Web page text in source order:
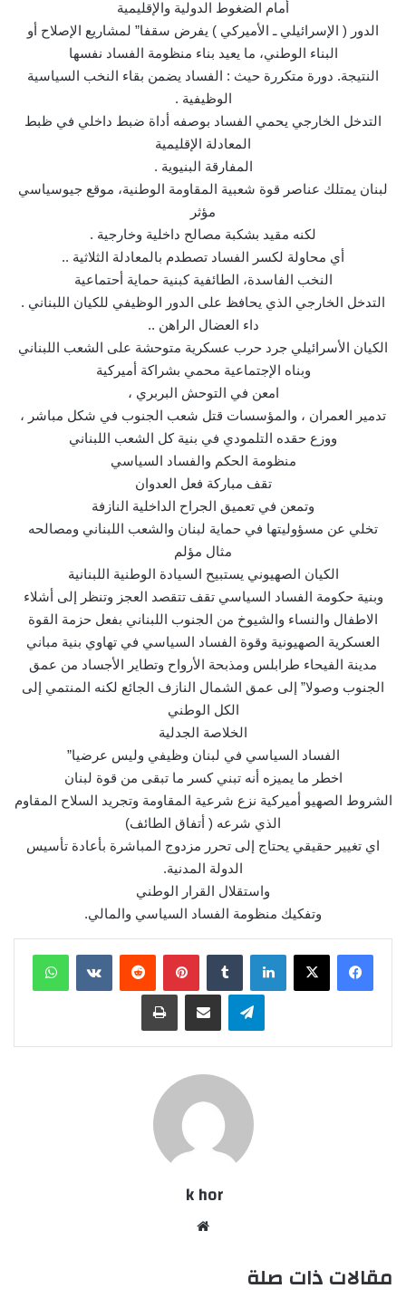
أمام الضغوط الدولية والإقليمية
الدور ( الإسرائيلي ـ الأميركي ) يفرض سقفا” لمشاريع الإصلاح أو
البناء الوطني، ما يعيد بناء منظومة الفساد نفسها
النتيجة. دورة متكررة حيث : الفساد يضمن بقاء النخب السياسية
الوظيفية .
التدخل الخارجي يحمي الفساد بوصفه أداة ضبط داخلي في ظبط
المعادلة الإقليمية
المفارقة البنيوية .
لبنان يمتلك عناصر قوة شعبية المقاومة الوطنية، موقع جيوسياسي
مؤثر
لكنه مقيد بشكبة مصالح داخلية وخارجية .
أي محاولة لكسر الفساد تصطدم بالمعادلة الثلاثية ..
النخب الفاسدة، الطائفية كبنية حماية أحتماعية
التدخل الخارجي الذي يحافظ على الدور الوظيفي للكيان اللبناني .
داء العضال الراهن ..
الكيان الأسرائيلي جرد حرب عسكرية متوحشة على الشعب اللبناني
وبناه الإجتماعية محمي بشراكة أميركية
امعن في التوحش البربري ،
تدمير العمران ، والمؤسسات قتل شعب الجنوب في شكل مباشر ،
ووزع حقده التلمودي في بنية كل الشعب اللبناني
منظومة الحكم والفساد السياسي
تقف مباركة فعل العدوان
وتمعن في تعميق الجراح الداخلية النازفة
تخلي عن مسؤوليتها في حماية لبنان والشعب اللبناني ومصالحه
مثال مؤلم
الكيان الصهيوني يستبيح السيادة الوطنية اللبنانية
وبنية حكومة الفساد السياسي تقف تتقصد العجز وتنظر إلى أشلاء
الاطفال والنساء والشيوخ من الجنوب اللبناني بفعل حزمة القوة
العسكرية الصهيونية وقوة الفساد السياسي في تهاوي بنية مباني
مدينة الفيحاء طرابلس ومذبحة الأرواح وتطاير الأجساد من عمق
الجنوب وصولا” إلى عمق الشمال النازف الجائع لكنه المنتمي إلى
الكل الوطني
الخلاصة الجدلية
الفساد السياسي في لبنان وظيفي وليس عرضيا”
اخطر ما يميزه أنه تبني كسر ما تبقى من قوة لبنان
الشروط الصهيو أميركية نزع شرعية المقاومة وتجريد السلاح المقاوم
الذي شرعه ( أتفاق الطائف)
اي تغيير حقيقي يحتاج إلى تحرر مزدوج المباشرة بأعادة تأسيس
الدولة المدنية.
واستقلال القرار الوطني
وتفكيك منظومة الفساد السياسي والمالي.
لينكدإن بينتيريست
تيلقرام مشاركة عبر البريد طباعة
k hor
مقالات ذات صلة